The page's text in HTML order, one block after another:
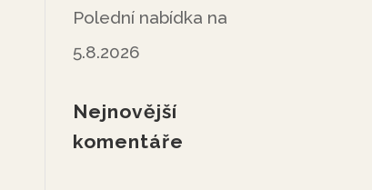
Polední nabídka na
5.8.2026
Nejnovější
komentáře